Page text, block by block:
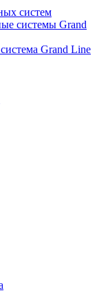
систем
системы Grand
Grand Line